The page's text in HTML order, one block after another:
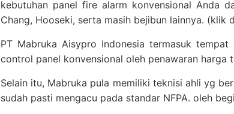
kebutuhan panel fire alarm konvensional Anda
Chang, Hooseki, serta masih bejibun lainnya. (klik
PT Mabruka Aisypro Indonesia termasuk
control panel konvensional oleh penawaran harga
Selain itu, Mabruka pula memiliki teknisi ahli yg
sudah pasti mengacu pada standar NFPA. oleh